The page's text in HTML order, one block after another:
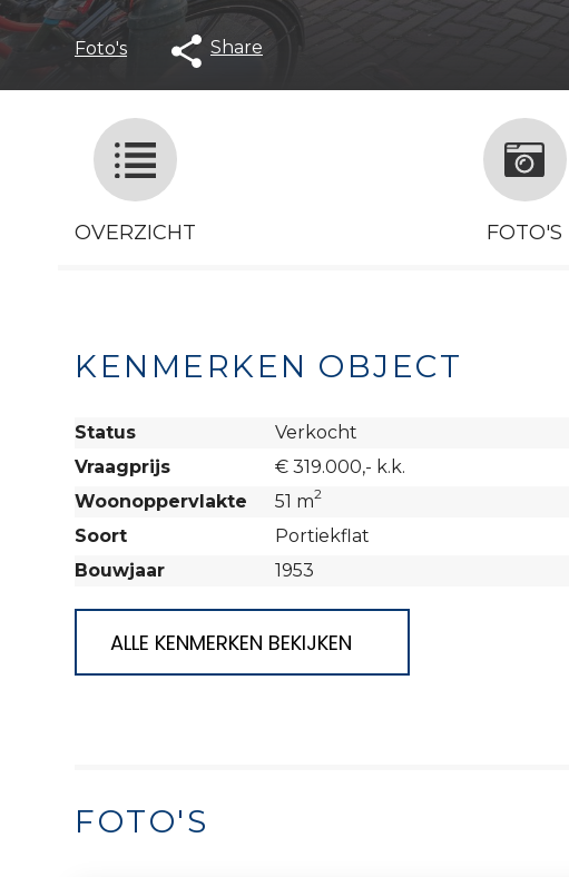
Foto's Share
OVERZICHT FOTO'S
KENMERKEN OBJECT
Status
Verkocht
Vraagprijs
€ 319.000,- k.k.
Woonoppervlakte
51 m2
Soort
Portiekflat
Bouwjaar
1953
ALLE KENMERKEN BEKIJKEN
FOTO'S